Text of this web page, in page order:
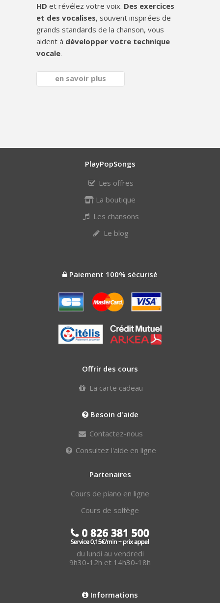
HD et révélez votre voix. Des exercices
et des vocalises, souvent inspirées de
grands standards de la chanson, vous
aident à développer votre technique
vocale.
en savoir plus
PlayPopSongs
Les offres
La boutique
Les chansons
Le blog
Paiement 100% sécurisé
Offrir des cours
La carte cadeau
Besoin d'aide
Contactez-nous
Consultez l'aide en ligne
Partenaires
Cours de piano en ligne
Cours de solfège
du lundi au vendredi
9h30-12h et 14h30-18h
Informations